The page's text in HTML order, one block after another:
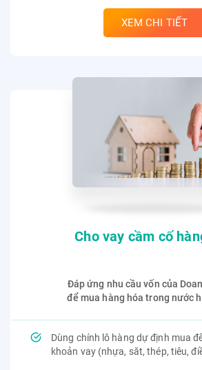
XEM CHI TIẾT
Cho vay cầm cố
Đáp ứng nhu cầu vốn của
để mua hàng hóa trong nước
Dùng chính lô hàng dự định mua
khoản vay (nhựa, săt, thép, tiêu,